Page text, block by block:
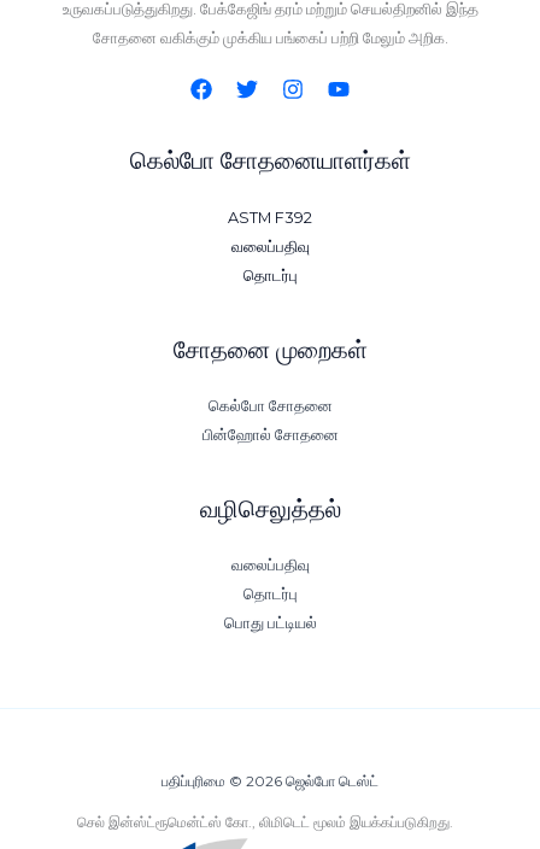
உருவகப்படுத்துகிறது. பேக்கேஜிங் தரம் மற்றும் செயல்திறனில் இந்த
சோதனை வகிக்கும் முக்கிய பங்கைப் பற்றி மேலும் அறிக.
கெல்போ சோதனையாளர்கள்
ASTM F392
வலைப்பதிவு
தொடர்பு
சோதனை முறைகள்
கெல்போ சோதனை
பின்ஹோல் சோதனை
வழிசெலுத்தல்
வலைப்பதிவு
தொடர்பு
பொது பட்டியல்
பதிப்புரிமை © 2026 ஜெல்போ டெஸ்ட்
செல் இன்ஸ்ட்ரூமென்ட்ஸ் கோ., லிமிடெட் மூலம் இயக்கப்படுகிறது.